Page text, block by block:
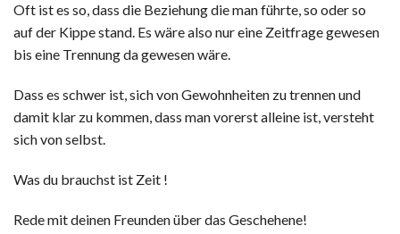
Oft ist es so, dass die Beziehung die man führte, so oder so
auf der Kippe stand. Es wäre also nur eine Zeitfrage gewesen
bis eine Trennung da gewesen wäre.
Dass es schwer ist, sich von Gewohnheiten zu trennen und
damit klar zu kommen, dass man vorerst alleine ist, versteht
sich von selbst.
Was du brauchst ist Zeit !
Rede mit deinen Freunden über das Geschehene!